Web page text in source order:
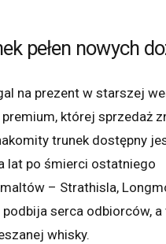
pełen nowych
na prezent w starszej
której sprzedaż
trunek dostępny
lat po śmierci ostatniego
– Strathisla,
serca odbiorców, a
whisky.